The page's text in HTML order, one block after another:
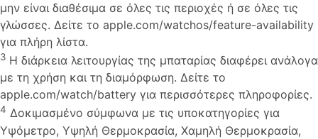
μην είναι διαθέσιμα σε όλες τις περιοχές ή σε όλες τις
γλώσσες. Δείτε το apple.com/watchos/feature-availability
για πλήρη λίστα.
3 Η διάρκεια λειτουργίας της μπαταρίας διαφέρει ανάλογα
με τη χρήση και τη διαμόρφωση. Δείτε το
apple.com/watch/battery για περισσότερες πληροφορίες.
4 Δοκιμασμένο σύμφωνα με τις υποκατηγορίες για
Υψόμετρο, Υψηλή Θερμοκρασία, Χαμηλή Θερμοκρασία,